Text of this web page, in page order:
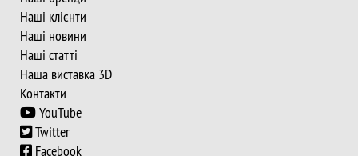
Наші клієнти
Наші новини
Наші статті
Наша виставка 3D
Контакти
YouTube
Twitter
Facebook